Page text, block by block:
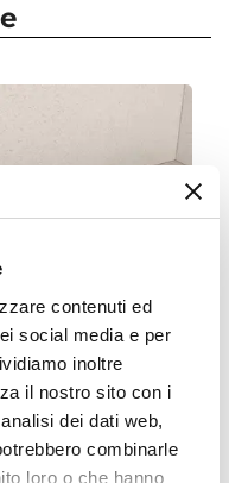
contenuti ed
social media e per
inoltre
il nostro sito con i
dei dati web,
combinarle
loro o che hanno
di circa 2,5
di misura.
CNL6A
doccia 60 cm
in acciaio inox -